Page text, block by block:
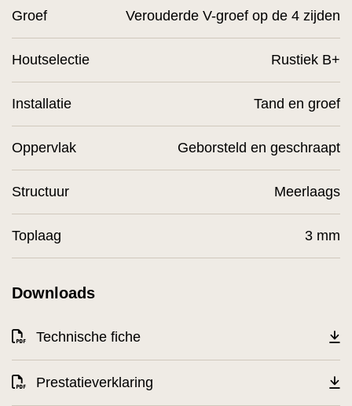
Downloads
Technische fiche
Prestatieverklaring
Groef Verouderde V-groef op de 4 zijden
Houtselectie Rustiek B+
Installatie Tand en groef
Oppervlak Geborsteld en geschraapt
Structuur Meerlaags
Toplaag 3 mm